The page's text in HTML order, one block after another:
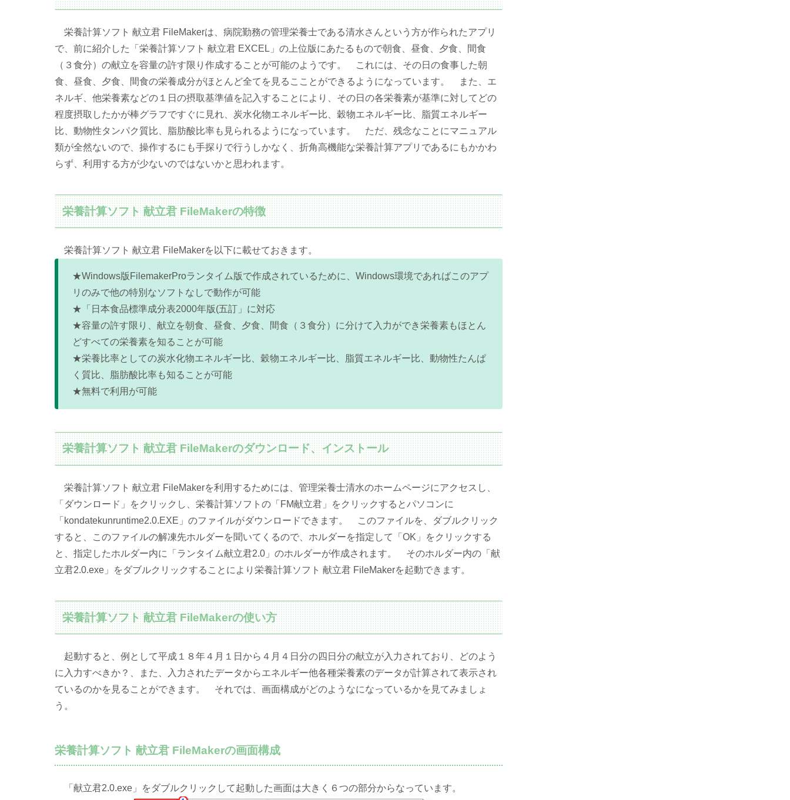
栄養計算ソフト 献立君 FileMakerは、病院勤務の管理栄養士である清水さんという方が作られたアプリ
で、前に紹介した「栄養計算ソフト 献立君 EXCEL」の上位版にあたるもので朝食、昼食、夕食、間食
（３食分）の献立を容量の許す限り作成することが可能のようです。 これには、その日の食事した朝
食、昼食、夕食、間食の栄養成分がほとんど全てを見るこことができるようになっています。 また、エ
ネルギ、他栄養素などの１日の摂取基準値を記入することにより、その日の各栄養素が基準に対してどの
程度摂取したかが棒グラフですぐに見れ、炭水化物エネルギー比、穀物エネルギー比、脂質エネルギー
比、動物性タンパク質比、脂肪酸比率も見られるようになっています。 ただ、残念なことにマニュアル
類が全然ないので、操作するにも手探りで行うしかなく、折角高機能な栄養計算アプリであるにもかかわ
らず、利用する方が少ないのではないかと思われます。
栄養計算ソフト 献立君 FileMakerの特徴
栄養計算ソフト 献立君 FileMakerを以下に載せておきます。
★Windows版FilemakerProランタイム版で作成されているために、Windows環境であればこのアプ
リのみで他の特別なソフトなしで動作が可能
★「日本食品標準成分表2000年版(五訂」に対応
★容量の許す限り、献立を朝食、昼食、夕食、間食（３食分）に分けて入力ができ栄養素もほとん
どすべての栄養素を知ることが可能
★栄養比率としての炭水化物エネルギー比、穀物エネルギー比、脂質エネルギー比、動物性たんぱ
く質比、脂肪酸比率も知ることが可能
★無料で利用が可能
栄養計算ソフト 献立君 FileMakerのダウンロード、インストール
栄養計算ソフト 献立君 FileMakerを利用するためには、管理栄養士清水のホームページにアクセスし、
「ダウンロード」をクリックし、栄養計算ソフトの「FM献立君」をクリックするとパソコンに
「kondatekunruntime2.0.EXE」のファイルがダウンロードできます。 このファイルを、ダブルクリック
すると、このファイルの解凍先ホルダーを聞いてくるので、ホルダーを指定して「OK」をクリックする
と、指定したホルダー内に「ランタイム献立君2.0」のホルダーが作成されます。 そのホルダー内の「献
立君2.0.exe」をダブルクリックすることにより栄養計算ソフト 献立君 FileMakerを起動できます。
栄養計算ソフト 献立君 FileMakerの使い方
起動すると、例として平成１８年４月１日から４月４日分の四日分の献立が入力されており、どのよう
に入力すべきか？、また、入力されたデータからエネルギー他各種栄養素のデータが計算されて表示され
ているのかを見ることができます。 それでは、画面構成がどのようなになっているかを見てみましょ
う。
栄養計算ソフト 献立君 FileMakerの画面構成
「献立君2.0.exe」をダブルクリックして起動した画面は大きく６つの部分からなっています。